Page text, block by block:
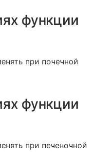
функции
при почечной
функции
при печеночной